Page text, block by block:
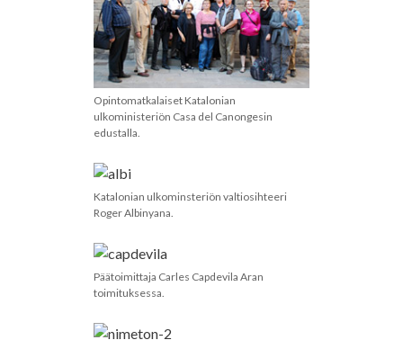
Opintomatkalaiset Katalonian
ulkoministeriön Casa del Canongesin
edustalla.
Katalonian ulkominsteriön valtiosihteeri
Roger Albinyana.
Päätoimittaja Carles Capdevila Aran
toimituksessa.